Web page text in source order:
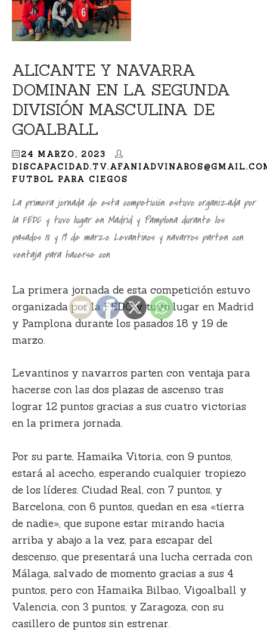
ALICANTE Y NAVARRA
DOMINAN EN LA SEGUNDA
DIVISIÓN MASCULINA DE
GOALBALL
24 MARZO, 2023
FUTBOL PARA CIEGOS
La primera jornada de esta competición estuvo organizada por
la FEDC y tuvo lugar en Madrid y Pamplona durante los
pasados 18 y 19 de marzo. Levantinos y navarros parten con
ventaja para hacerse con
La primera jornada de esta competición estuvo
organizada por la FEDC y tuvo lugar en Madrid
y Pamplona durante los pasados 18 y 19 de
marzo.
Levantinos y navarros parten con ventaja para
hacerse con las dos plazas de ascenso tras
lograr 12 puntos gracias a sus cuatro victorias
en la primera jornada.
Por su parte, Hamaika Vitoria, con 9 puntos,
estará al acecho, esperando cualquier tropiezo
de los líderes. Ciudad Real, con 7 puntos, y
Barcelona, con 6 puntos, quedan en esa «tierra
de nadie», que supone estar mirando hacia
arriba y abajo a la vez, para escapar del
descenso, que presentará una lucha cerrada con
Málaga, salvado de momento gracias a sus 4
puntos, pero con Hamaika Bilbao, Vigoalball y
Valencia, con 3 puntos, y Zaragoza, con su
casillero de puntos sin estrenar.